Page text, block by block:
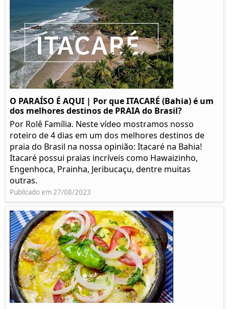
O PARAÍSO É AQUI | Por que ITACARÉ (Bahia) é um
dos melhores destinos de PRAIA do Brasil?
Por Rolê Família. Neste vídeo mostramos nosso
roteiro de 4 dias em um dos melhores destinos de
praia do Brasil na nossa opinião: Itacaré na Bahia!
Itacaré possui praias incríveis como Hawaizinho,
Engenhoca, Prainha, Jeribucaçu, dentre muitas
outras.
Publicado em 27/08/2023